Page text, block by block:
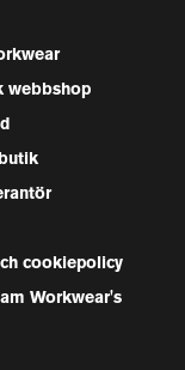
webbshop
cookiepolicy
Workwear's